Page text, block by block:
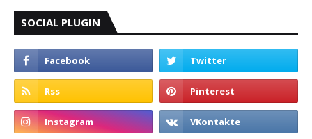
SOCIAL PLUGIN